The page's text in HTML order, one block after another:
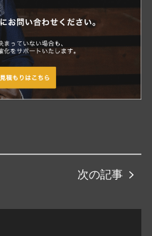
次の記事